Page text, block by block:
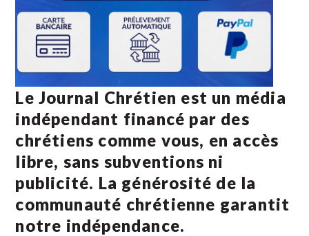
Le Journal Chrétien est un média
indépendant financé par des
chrétiens comme vous, en accès
libre, sans subventions ni
publicité. La générosité de la
communauté chrétienne garantit
notre indépendance.